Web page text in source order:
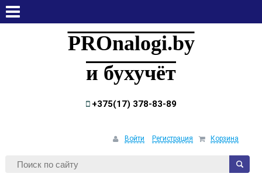
PROnalogi.by
и бухучёт
+375(17) 378-83-89
Войти Регистрация Корзина